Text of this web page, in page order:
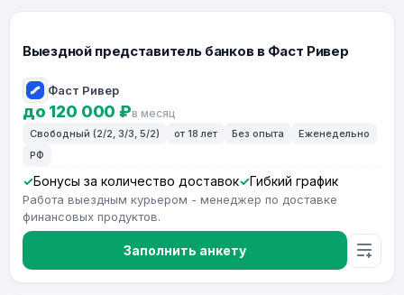
Выездной представитель банков в Фаст Ривер
Фаст Ривер
до 120 000 ₽в месяц
Свободный (2/2, 3/3, 5/2) от 18 лет Без опыта
Еженедельно
РФ
Бонусы за количество доставок Гибкий график
Работа выездным курьером - менеджер по доставке
финансовых продуктов.
Заполнить анкету